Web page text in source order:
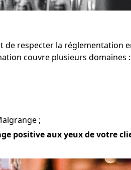
de respecter la réglementation
couvre plusieurs domaines :
;
positive aux yeux de votre